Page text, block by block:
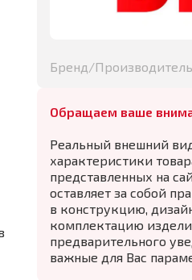
Бренд/Производитель
Обращаем ваше
Реальный внешний
характеристики
представленных на
оставляет за собой
в конструкцию,
комплектацию
предварительного
важные для Вас